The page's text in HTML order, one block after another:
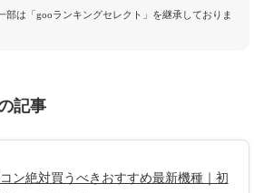
部は「gooランキングセレクト」を継承しておりま
記事
ン絶対買うべきおすすめ最新機種｜初